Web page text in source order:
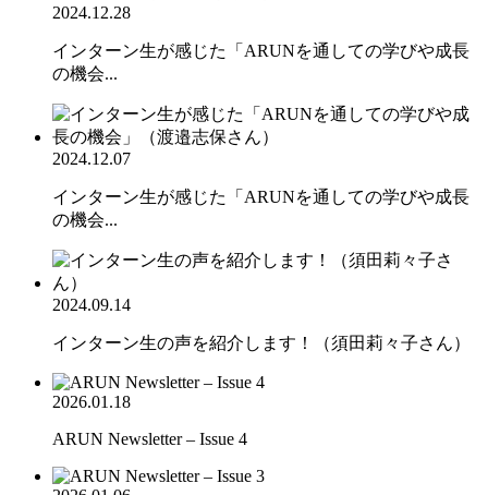
2024.12.28
インターン生が感じた「ARUNを通しての学びや成長
の機会...
2024.12.07
インターン生が感じた「ARUNを通しての学びや成長
の機会...
2024.09.14
インターン生の声を紹介します！（須田莉々子さん）
2026.01.18
ARUN Newsletter – Issue 4